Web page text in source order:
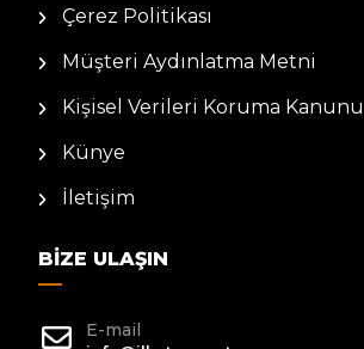
Çerez Politikası
Müşteri Aydınlatma Metni
Kişisel Verileri Koruma Kanunu
Künye
İletişim
BIZE ULAŞIN
E-mail